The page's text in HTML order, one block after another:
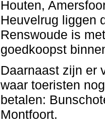
Houten,
Heuvelrug liggen
Renswoude is
goedkoopst
Daarnaast zijn er
waar toeristen
betalen:
Montfoort.